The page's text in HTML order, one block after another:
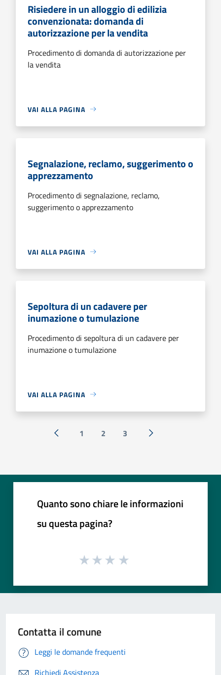
Risiedere in un alloggio di edilizia
convenzionata: domanda di
autorizzazione per la vendita
Procedimento di domanda di autorizzazione per
la vendita
VAI ALLA PAGINA
Segnalazione, reclamo, suggerimento o
apprezzamento
Procedimento di segnalazione, reclamo,
suggerimento o apprezzamento
VAI ALLA PAGINA
Sepoltura di un cadavere per
inumazione o tumulazione
Procedimento di sepoltura di un cadavere per
inumazione o tumulazione
VAI ALLA PAGINA
« Precedente
1 2 3 Successiva »
Quanto sono chiare le informazioni
su questa pagina?
Contatta il comune
Leggi le domande frequenti